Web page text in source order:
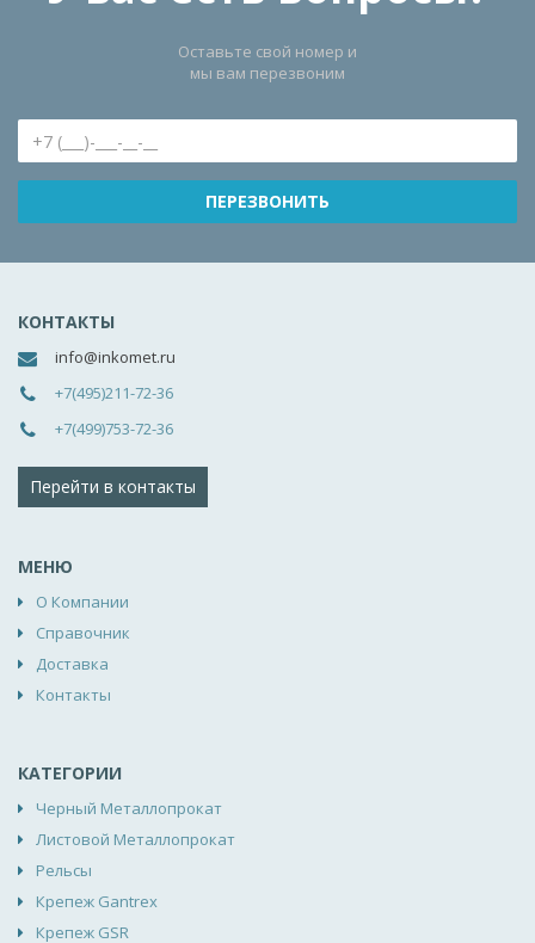
Оставьте свой номер и
мы вам перезвоним
КОНТАКТЫ
info@inkomet.ru
+7(495)211-72-36
+7(499)753-72-36
Перейти в контакты
МЕНЮ
О Компании
Справочник
Доставка
Контакты
КАТЕГОРИИ
Черный Металлопрокат
Листовой Металлопрокат
Рельсы
Крепеж Gantrex
Крепеж GSR